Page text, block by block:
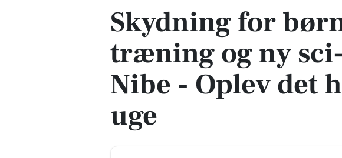
Skydning for
træning og ny
Nibe - Oplev det
uge